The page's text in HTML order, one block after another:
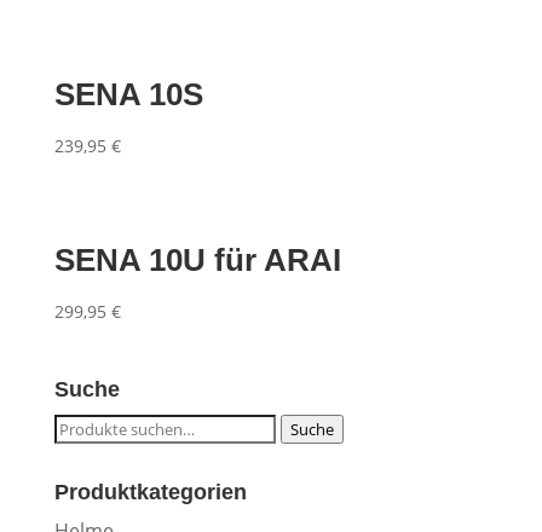
SENA 10S
239,95 €
SENA 10U für ARAI
299,95 €
Suche
Suche
Suche
Produktkategorien